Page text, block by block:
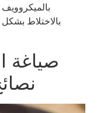
بالاختلاط
صياغة